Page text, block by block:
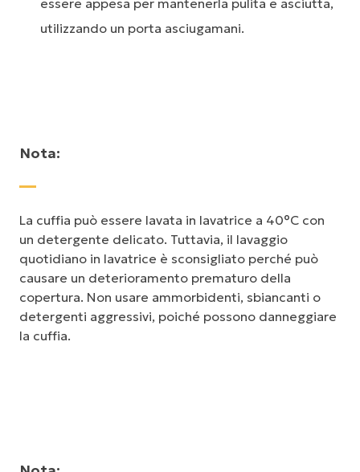
essere appesa per mantenerla pulita e asciutta,
utilizzando un porta asciugamani.
Nota:
La cuffia può essere lavata in lavatrice a 40°C con
un detergente delicato. Tuttavia, il lavaggio
quotidiano in lavatrice è sconsigliato perché può
causare un deterioramento prematuro della
copertura. Non usare ammorbidenti, sbiancanti o
detergenti aggressivi, poiché possono danneggiare
la cuffia.